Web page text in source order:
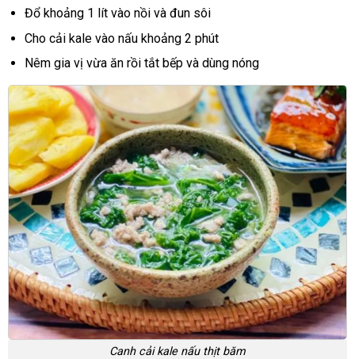
Đổ khoảng 1 lít vào nồi và đun sôi
Cho cải kale vào nấu khoảng 2 phút
Nêm gia vị vừa ăn rồi tắt bếp và dùng nóng
Canh cải kale nấu thịt băm